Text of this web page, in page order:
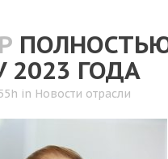
2023 ГОДА
in Новости отрасли